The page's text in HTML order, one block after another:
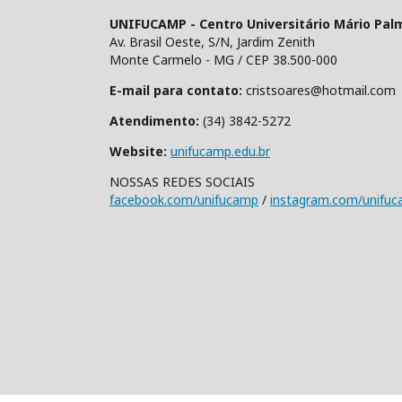
UNIFUCAMP - Centro Universitário Mário
Av. Brasil Oeste, S/N, Jardim Zenith
Monte Carmelo - MG / CEP 38.500-000
E-mail para contato: cristsoares@hotmail.com
Atendimento: (34) 3842-5272
Website: unifucamp.edu.br
NOSSAS REDES SOCIAIS
facebook.com/unifucamp / instagram.com/